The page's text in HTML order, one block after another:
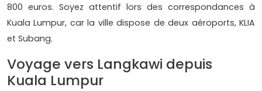
800 euros. Soyez attentif lors des correspondances à
Kuala Lumpur, car la ville dispose de deux aéroports, KLIA
et Subang.
Voyage vers Langkawi depuis
Kuala Lumpur